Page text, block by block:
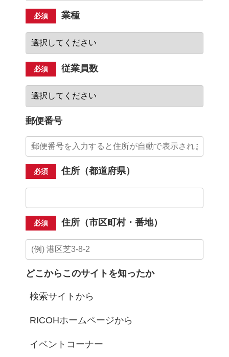
必須 業種
必須 従業員数
郵便番号
必須 住所（都道府県）
必須 住所（市区町村・番地）
どこからこのサイトを知ったか
検索サイトから
RICOHホームページから
イベントコーナー